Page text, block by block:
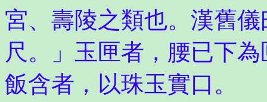
宮、壽陵之類也。漢舊
尺。」玉匣者，腰已下
飯含者，以珠玉實口。